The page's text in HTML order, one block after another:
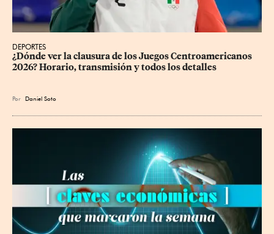
DEPORTES
¿Dónde ver la clausura de los Juegos Centroamericanos
2026? Horario, transmisión y todos los detalles
Por Daniel Soto